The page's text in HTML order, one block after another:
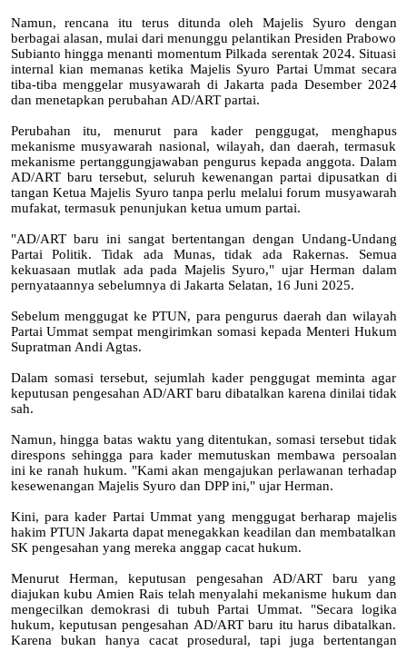
Namun, rencana itu terus ditunda oleh Majelis Syuro dengan
berbagai alasan, mulai dari menunggu pelantikan Presiden Prabowo
Subianto hingga menanti momentum Pilkada serentak 2024. Situasi
internal kian memanas ketika Majelis Syuro Partai Ummat secara
tiba-tiba menggelar musyawarah di Jakarta pada Desember 2024
dan menetapkan perubahan AD/ART partai.
Perubahan itu, menurut para kader penggugat, menghapus
mekanisme musyawarah nasional, wilayah, dan daerah, termasuk
mekanisme pertanggungjawaban pengurus kepada anggota. Dalam
AD/ART baru tersebut, seluruh kewenangan partai dipusatkan di
tangan Ketua Majelis Syuro tanpa perlu melalui forum musyawarah
mufakat, termasuk penunjukan ketua umum partai.
"AD/ART baru ini sangat bertentangan dengan Undang-Undang
Partai Politik. Tidak ada Munas, tidak ada Rakernas. Semua
kekuasaan mutlak ada pada Majelis Syuro," ujar Herman dalam
pernyataannya sebelumnya di Jakarta Selatan, 16 Juni 2025.
Sebelum menggugat ke PTUN, para pengurus daerah dan wilayah
Partai Ummat sempat mengirimkan somasi kepada Menteri Hukum
Supratman Andi Agtas.
Dalam somasi tersebut, sejumlah kader penggugat meminta agar
keputusan pengesahan AD/ART baru dibatalkan karena dinilai tidak
sah.
Namun, hingga batas waktu yang ditentukan, somasi tersebut tidak
direspons sehingga para kader memutuskan membawa persoalan
ini ke ranah hukum. "Kami akan mengajukan perlawanan terhadap
kesewenangan Majelis Syuro dan DPP ini," ujar Herman.
Kini, para kader Partai Ummat yang menggugat berharap majelis
hakim PTUN Jakarta dapat menegakkan keadilan dan membatalkan
SK pengesahan yang mereka anggap cacat hukum.
Menurut Herman, keputusan pengesahan AD/ART baru yang
diajukan kubu Amien Rais telah menyalahi mekanisme hukum dan
mengecilkan demokrasi di tubuh Partai Ummat. "Secara logika
hukum, keputusan pengesahan AD/ART baru itu harus dibatalkan.
Karena bukan hanya cacat prosedural, tapi juga bertentangan